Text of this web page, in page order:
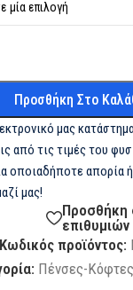
Προσθήκη Στο
μας
από τις τιμές του
οποιαδήποτε απορία ή
μας!
Προσθήκη
επιθυμιών
Κωδικός προϊόντος:
Πένσες-